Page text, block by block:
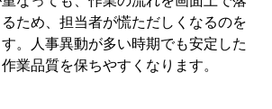
ため、担当者が慌ただしくなるのを
。人事異動が多い時期でも安定した
業品質を保ちやすくなります。